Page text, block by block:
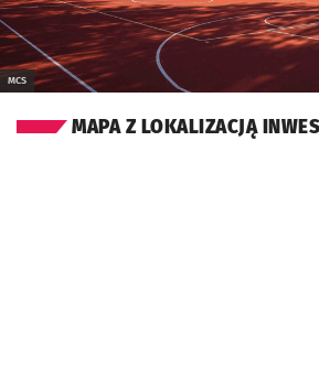
MCS
MAPA Z LOKALIZACJĄ